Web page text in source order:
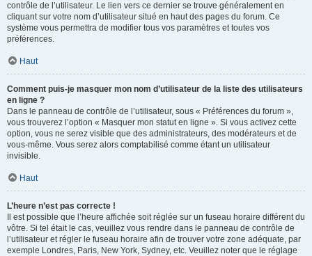
contrôle de l’utilisateur. Le lien vers ce dernier se trouve généralement en
cliquant sur votre nom d’utilisateur situé en haut des pages du forum. Ce
système vous permettra de modifier tous vos paramètres et toutes vos
préférences.
Haut
Comment puis-je masquer mon nom d’utilisateur de la liste des utilisateurs
en ligne ?
Dans le panneau de contrôle de l’utilisateur, sous « Préférences du forum »,
vous trouverez l’option « Masquer mon statut en ligne ». Si vous activez cette
option, vous ne serez visible que des administrateurs, des modérateurs et de
vous-même. Vous serez alors comptabilisé comme étant un utilisateur
invisible.
Haut
L’heure n’est pas correcte !
Il est possible que l’heure affichée soit réglée sur un fuseau horaire différent du
vôtre. Si tel était le cas, veuillez vous rendre dans le panneau de contrôle de
l’utilisateur et régler le fuseau horaire afin de trouver votre zone adéquate, par
exemple Londres, Paris, New York, Sydney, etc. Veuillez noter que le réglage